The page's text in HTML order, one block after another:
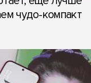
чудо-компакт